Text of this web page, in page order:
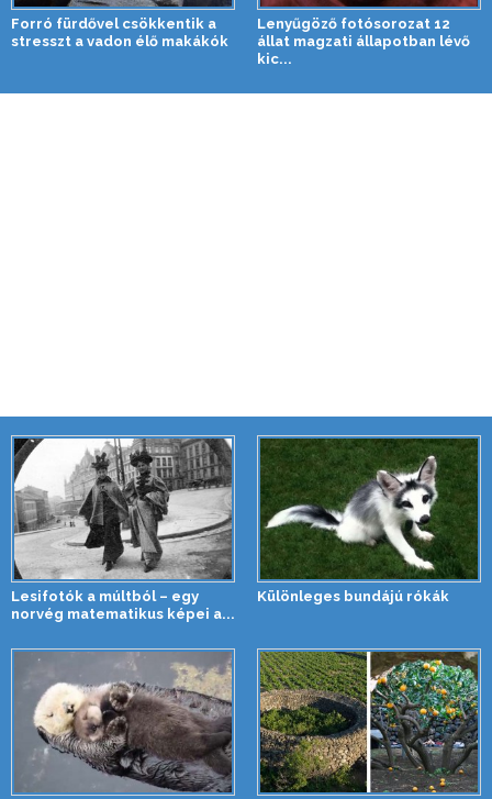
Forró fürdővel csökkentik a
stresszt a vadon élő makákók
Lenyűgöző fotósorozat 12
állat magzati állapotban lévő
kic...
Lesifotók a múltból – egy
norvég matematikus képei a...
Különleges bundájú rókák